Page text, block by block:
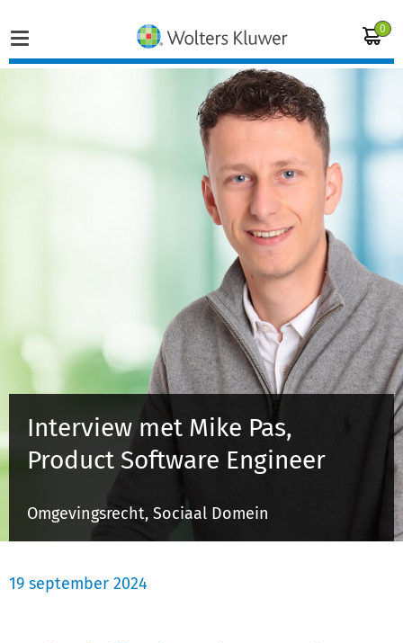
0
Juridisch advies
Inloggen
Registreren
Interview met Mike Pas,
Product Software Engineer
Omgevingsrecht, Sociaal Domein
19 september 2024